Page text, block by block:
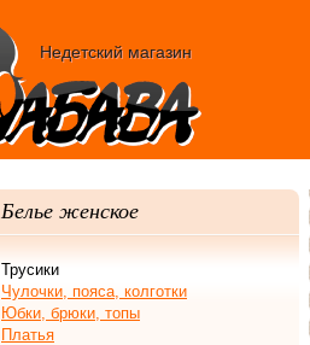
Недетский магазин
Белье женское
Трусики
Чулочки, пояса, колготки
Юбки, брюки, топы
Платья